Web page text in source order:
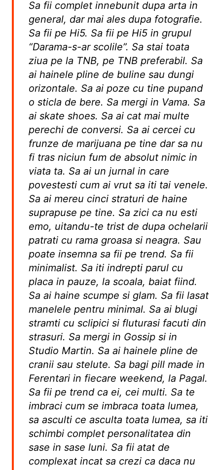
Sa fii complet innebunit dupa arta in
general, dar mai ales dupa fotografie.
Sa fii pe Hi5. Sa fii pe Hi5 in grupul
“Darama-s-ar scolile”. Sa stai toata
ziua pe la TNB, pe TNB preferabil. Sa
ai hainele pline de buline sau dungi
orizontale. Sa ai poze cu tine pupand
o sticla de bere. Sa mergi in Vama. Sa
ai skate shoes. Sa ai cat mai multe
perechi de conversi. Sa ai cercei cu
frunze de marijuana pe tine dar sa nu
fi tras niciun fum de absolut nimic in
viata ta. Sa ai un jurnal in care
povestesti cum ai vrut sa iti tai venele.
Sa ai mereu cinci straturi de haine
suprapuse pe tine. Sa zici ca nu esti
emo, uitandu-te trist de dupa ochelarii
patrati cu rama groasa si neagra. Sau
poate insemna sa fii pe trend. Sa fii
minimalist. Sa iti indrepti parul cu
placa in pauze, la scoala, baiat fiind.
Sa ai haine scumpe si glam. Sa fii lasat
manelele pentru minimal. Sa ai blugi
stramti cu sclipici si fluturasi facuti din
strasuri. Sa mergi in Gossip si in
Studio Martin. Sa ai hainele pline de
cranii sau stelute. Sa bagi pill made in
Ferentari in fiecare weekend, la Pagal.
Sa fii pe trend ca ei, cei multi. Sa te
imbraci cum se imbraca toata lumea,
sa asculti ce asculta toata lumea, sa iti
schimbi complet personalitatea din
sase in sase luni. Sa fii atat de
complexat incat sa crezi ca daca nu